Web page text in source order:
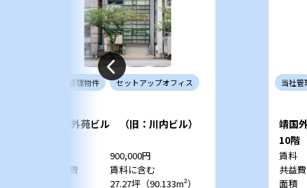
管理物件 セットアップオフィス
靖国外苑ビル （旧：川内ビル）
900,000円
共益費
賃料に含む
27.27坪（90.133m²）
当社管
靖国
10階
賃料
共益費
面積